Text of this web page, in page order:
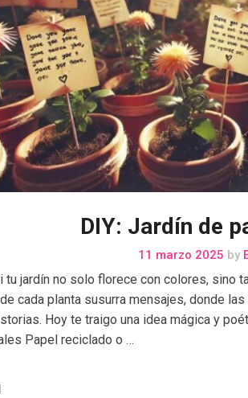
DIY: Jardín de
11 marzo 2025 by
tu jardín no solo florece con colores, sino
cada planta susurra mensajes, donde
Hoy te traigo una idea mágica y
Papel reciclado o …